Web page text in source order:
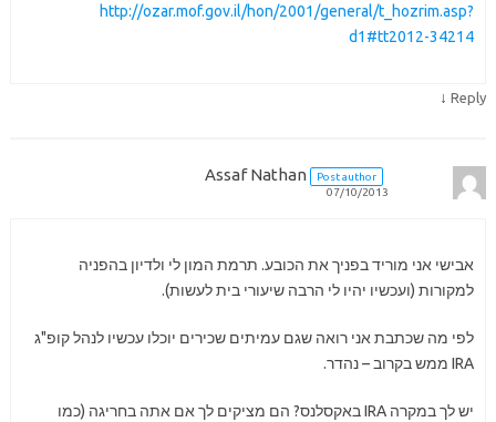
http://ozar.mof.gov.il/hon/2001/general/t_hozrim.asp?
d1#tt2012-34214
Reply
↓
Assaf Nathan
Post author
07/10/2013
אבישי אני מוריד בפניך את הכובע. תרמת המון לי ולדיון בהפניה
למקורות (ועכשיו יהיו לי הרבה שיעורי בית לעשות).
לפי מה שכתבת אני רואה שגם עמיתים שכירים יוכלו עכשיו לנהל קופ"ג
IRA ממש בקרוב – נהדר.
יש לך במקרה IRA באקסלנס? הם מציקים לך אם אתה בחריגה (כמו